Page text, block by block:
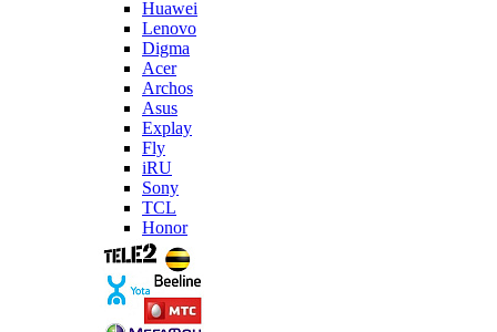
Huawei
Lenovo
Digma
Acer
Archos
Asus
Explay
Fly
iRU
Sony
TCL
Honor